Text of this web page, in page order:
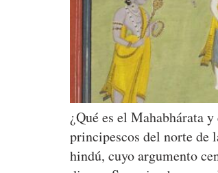
¿Qué es el Mahabhárata
principescos del norte de
hindú, cuyo argumento